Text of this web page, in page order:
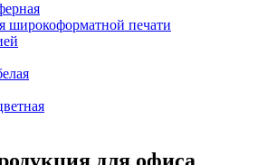
широкоформатной печати